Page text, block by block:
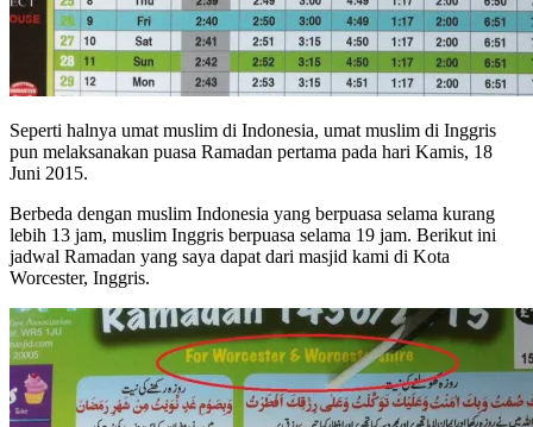
Seperti halnya umat muslim di Indonesia, umat muslim di Inggris
pun melaksanakan puasa Ramadan pertama pada hari Kamis, 18
Juni 2015.
Berbeda dengan muslim Indonesia yang berpuasa selama kurang
lebih 13 jam, muslim Inggris berpuasa selama 19 jam. Berikut ini
jadwal Ramadan yang saya dapat dari masjid kami di Kota
Worcester, Inggris.